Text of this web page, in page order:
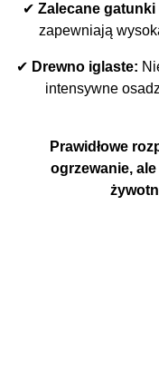
✔ Zalecane gatunki
zapewniają
✔ Drewno iglaste:
intensywne
Prawidłowe
ogrzewanie,